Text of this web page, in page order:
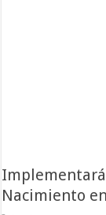
Nacimiento